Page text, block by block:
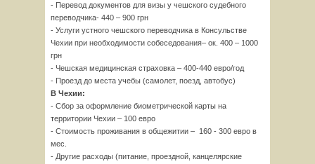
- Перевод документов для визы у чешского судебного
переводчика- 440 – 900 грн
- Услуги устного чешского переводчика в Консульстве
Чехии при необходимости собеседования– ок. 400 – 1000
грн
- Чешская медицинская страховка – 400-440 евро/год
- Проезд до места учебы (самолет, поезд, автобус)
В Чехии:
- Сбор за оформление биометрической карты на
территории Чехии – 100 евро
- Стоимость проживания в общежитии – 160 - 300 евро в
мес.
- Другие расходы (питание, проездной, канцелярские